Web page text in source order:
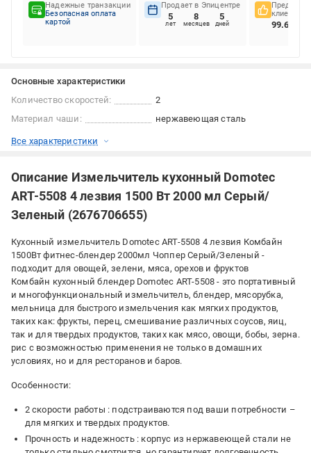
Надежные транзакции
Безопасная оплата
картой
Продает в Эпицентре
5
лет
8
месяцев
5
дней
клиентов
99.68%
Основные характеристики
Количество скоростей:
2
Материал чаши:
нержавеющая сталь
Все характеристики
Описание Измельчитель кухонный Domotec
ART-5508 4 лезвия 1500 Вт 2000 мл Серый/
Зеленый (2676706655)
Кухонный измельчитель Domotec ART-5508 4 лезвия Комбайн
1500Вт фитнес-блендер 2000мл Чоппер Cерый/Зеленый -
подходит для овощей, зелени, мяса, орехов и фруктов
Комбайн кухонный блендер Domotec ART-5508 - это портативный
и многофункциональный измельчитель, блендер, мясорубка,
мельница для быстрого измельчения как мягких продуктов,
таких как: фрукты, перец, смешивание различных соусов, яиц,
так и для твердых продуктов, таких как мясо, овощи, бобы, зерна.
рис с возможностью применения не только в домашних
условиях, но и для ресторанов и баров.
Особенности:
2 скорости работы : подстраиваются под ваши потребности –
для мягких и твердых продуктов.
Прочность и надежность : корпус из нержавеющей стали не